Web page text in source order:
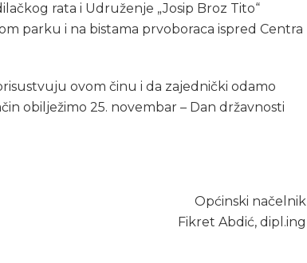
rata i Udruženje „Josip Broz Tito“
parku i na bistama prvoboraca ispred Centra
ovom činu i da zajednički odamo
obilježimo 25. novembar – Dan državnosti
Općinski načelnik
Fikret Abdić, dipl.ing